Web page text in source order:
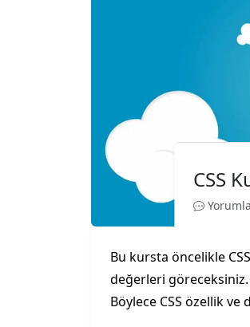
CSS
Bu kursta öncelikle
değerleri göreceksiniz.
Böylece CSS özellik